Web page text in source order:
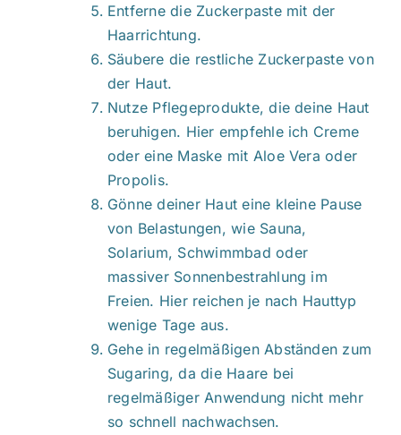
Entferne die Zuckerpaste mit der
Haarrichtung.
Säubere die restliche Zuckerpaste von
der Haut.
Nutze Pflegeprodukte, die deine Haut
beruhigen. Hier empfehle ich Creme
oder eine Maske mit Aloe Vera oder
Propolis.
Gönne deiner Haut eine kleine Pause
von Belastungen, wie Sauna,
Solarium, Schwimmbad oder
massiver Sonnenbestrahlung im
Freien. Hier reichen je nach Hauttyp
wenige Tage aus.
Gehe in regelmäßigen Abständen zum
Sugaring, da die Haare bei
regelmäßiger Anwendung nicht mehr
so schnell nachwachsen.